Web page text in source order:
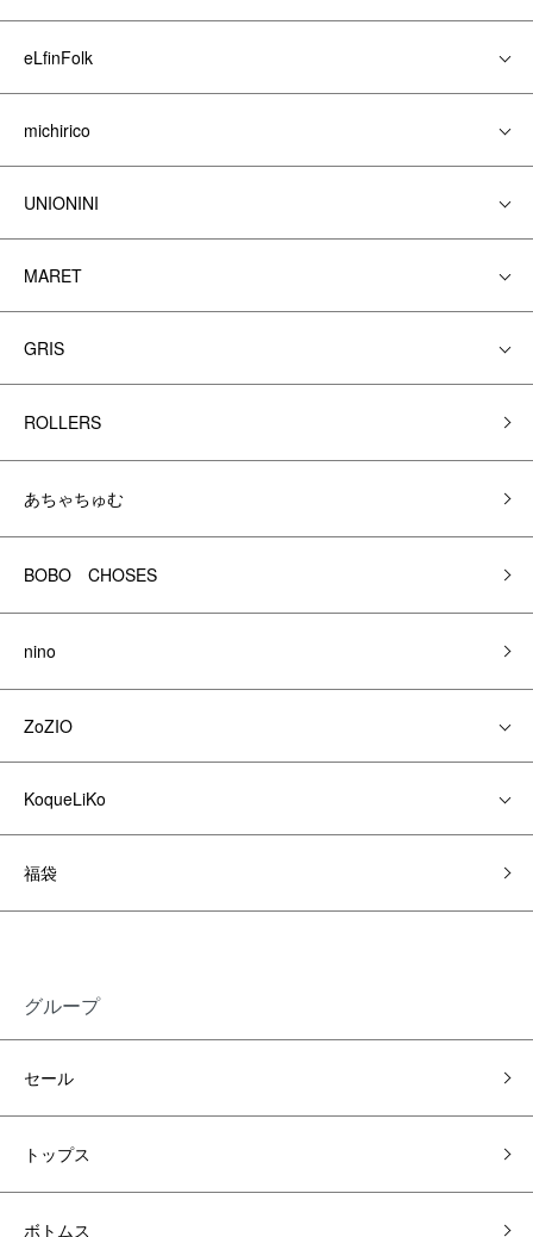
eLfinFolk
michirico
UNIONINI
MARET
GRIS
ROLLERS
あちゃちゅむ
BOBO CHOSES
nino
ZoZIO
KoqueLiKo
福袋
グループ
セール
トップス
ボトムス